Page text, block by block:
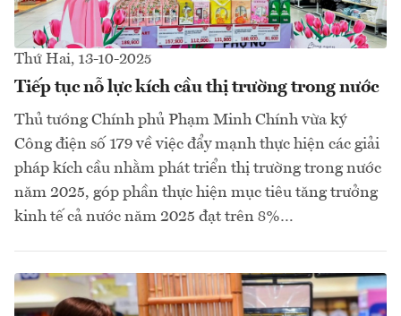
Thứ Hai, 13-10-2025
Tiếp tục nỗ lực kích cầu thị trường trong nước
Thủ tướng Chính phủ Phạm Minh Chính vừa ký
Công điện số 179 về việc đẩy mạnh thực hiện các giải
pháp kích cầu nhằm phát triển thị trường trong nước
năm 2025, góp phần thực hiện mục tiêu tăng trưởng
kinh tế cả nước năm 2025 đạt trên 8%…